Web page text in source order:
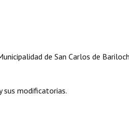
de San Carlos de
modificatorias.